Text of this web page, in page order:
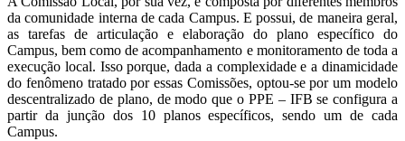
da comunidade interna de cada Campus. E possui, de maneira geral,
as tarefas de articulação e elaboração do plano específico do
Campus, bem como de acompanhamento e monitoramento de toda a
execução local. Isso porque, dada a complexidade e a dinamicidade
do fenômeno tratado por essas Comissões, optou-se por um modelo
descentralizado de plano, de modo que o PPE – IFB se configura a
partir da junção dos 10 planos específicos, sendo um de cada
Campus.